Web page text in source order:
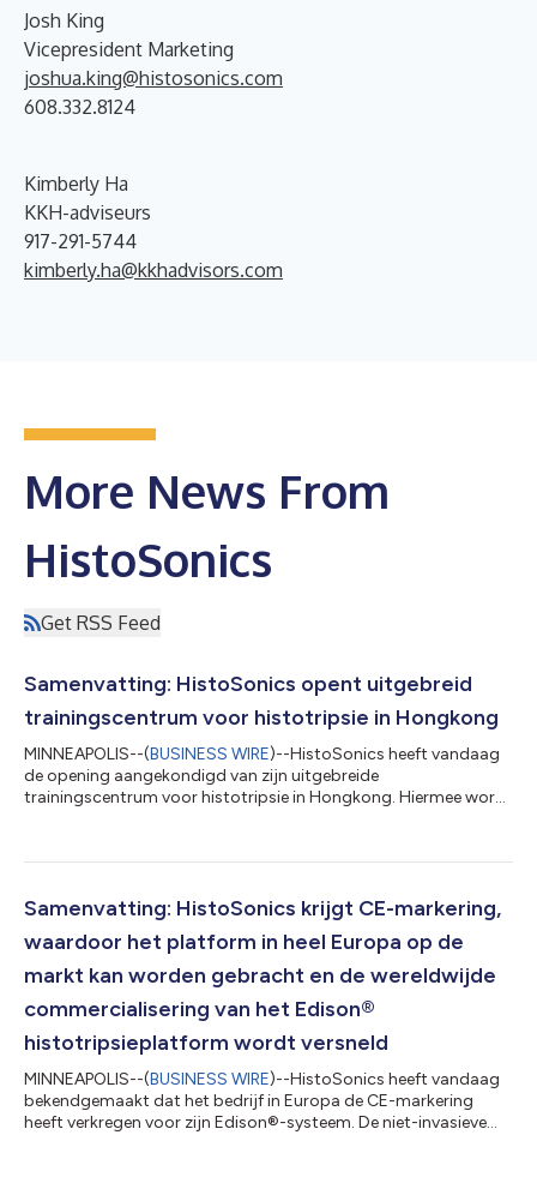
Josh King
Vicepresident Marketing
joshua.king@histosonics.com
608.332.8124
Kimberly Ha
KKH-adviseurs
917-291-5744
kimberly.ha@kkhadvisors.com
More News From
HistoSonics
Get RSS Feed
Samenvatting: HistoSonics opent uitgebreid
trainingscentrum voor histotripsie in Hongkong
MINNEAPOLIS--(BUSINESS WIRE)--HistoSonics heeft vandaag
de opening aangekondigd van zijn uitgebreide
trainingscentrum voor histotripsie in Hongkong. Hiermee wordt
versterkt. Het centrum, dat oorspronkelijk in mei 2025 in het
trainingsfaciliteit voor histotripsie in Azië. Sinds de opening
heeft het centrum artsen uit de h...
Samenvatting: HistoSonics krijgt CE-markering,
waardoor het platform in heel Europa op de
markt kan worden gebracht en de wereldwijde
commercialisering van het Edison®
histotripsieplatform wordt versneld
MINNEAPOLIS--(BUSINESS WIRE)--HistoSonics heeft vandaag
bekendgemaakt dat het bedrijf in Europa de CE-markering
heeft verkregen voor zijn Edison®-systeem. De niet-invasieve